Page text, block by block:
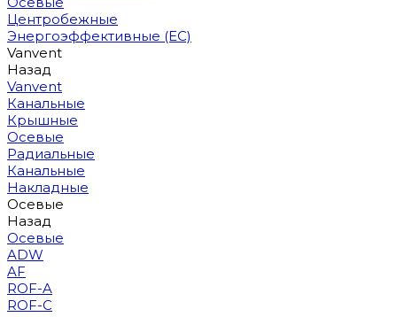
Центробежные
Энергоэффективные (EC)
Vanvent
Назад
Vanvent
Канальные
Крышные
Осевые
Радиальные
Канальные
Накладные
Осевые
Назад
Осевые
ADW
AF
ROF-A
ROF-C